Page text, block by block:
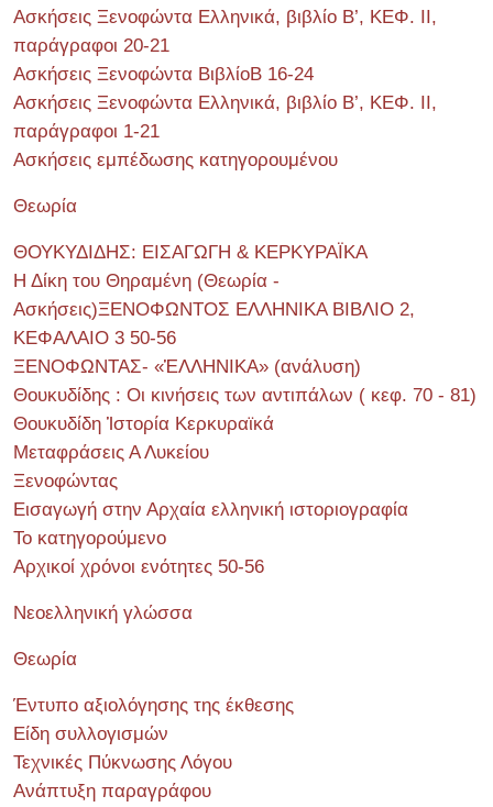
Ασκήσεις Ξενοφώντα Ελληνικά, βιβλίο Β’, ΚΕΦ. II,
παράγραφοι 20-21
Ασκήσεις Ξενοφώντα ΒιβλίοΒ 16-24
Ασκήσεις Ξενοφώντα Ελληνικά, βιβλίο Β’, ΚΕΦ. II,
παράγραφοι 1-21
Ασκήσεις εμπέδωσης κατηγορουμένου
Θεωρία
ΘΟΥΚΥΔΙΔΗΣ: ΕΙΣΑΓΩΓΗ & ΚΕΡΚΥΡΑΪΚΑ
Η Δίκη του Θηραμένη (Θεωρία -
Ασκήσεις)ΞΕΝΟΦΩΝΤΟΣ ΕΛΛΗΝΙΚΑ ΒΙΒΛΙΟ 2,
ΚΕΦΑΛΑΙΟ 3 50-56
ΞΕΝΟΦΩΝΤΑΣ- «ἙΛΛΗΝΙΚΑ» (ανάλυση)
Θουκυδίδης : Οι κινήσεις των αντιπάλων ( κεφ. 70 - 81)
Θουκυδίδη Ἱστορία Κερκυραϊκά
Μεταφράσεις Α Λυκείου
Ξενοφώντας
Εισαγωγή στην Αρχαία ελληνική ιστοριογραφία
Το κατηγορούμενο
Αρχικοί χρόνοι ενότητες 50-56
Νεοελληνική γλώσσα
Θεωρία
Έντυπο αξιολόγησης της έκθεσης
Είδη συλλογισμών
Τεχνικές Πύκνωσης Λόγου
Ανάπτυξη παραγράφου